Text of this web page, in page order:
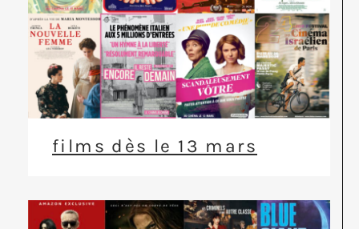
films dès le 13 mars